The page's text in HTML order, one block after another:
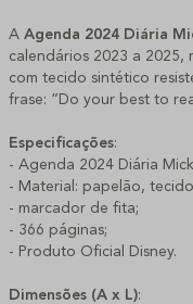
A Agenda 2024 Diária
calendários 2023 a 2025,
com tecido sintético
frase: “Do your best to
Especificações:
- Agenda 2024 Diária
- Material: papelão,
- marcador de fita;
- 366 páginas;
- Produto Oficial Disney.
Dimensões (A x L):